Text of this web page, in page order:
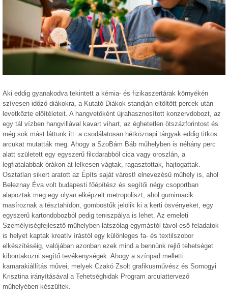
Aki eddig gyanakodva tekintett a kémia- és fizikaszertárak környékén
szívesen időző diákokra, a Kutató Diákok standján eltöltött percek után
levetkőzte előítéleteit. A hangvetőként újrahasznosított konzervdobozt, az
egy tál vízben hangvillával kavart vihart, az éghetetlen ötszázforintost és
még sok mást láttunk itt: a csodálatosan hétköznapi tárgyak eddig titkos
arcukat mutatták meg. Ahogy a SzoBám Báb műhelyben is néhány perc
alatt született egy egyszerű filcdarabból cica vagy oroszlán, a
legfiatalabbak órákon át lelkesen vágtak, ragasztottak, hajtogattak.
Osztatlan sikert aratott az Építs saját várost! elnevezésű műhely is, ahol
Beleznay Éva volt budapesti főépítész és segítői négy csoportban
alapoztak meg egy olyan elképzelt metropoliszt, ahol gumimacik
masíroznak a tésztahídon, gombostűk jelölik ki a kerti ösvényeket, egy
egyszerű kartondobozból pedig teniszpálya is lehet. Az emeleti
Személyiségfejlesztő műhelyben látszólag egymástól távol eső feladatok
is helyet kaptak kreatív írástól egy különleges fa- és textilszobor
elkészítéséig, valójában azonban ezek mind a bennünk rejlő tehetséget
kibontakozni segítő tevékenységek. Ahogy a színpad melletti
kamarakiállítás művei, melyek Czakó Zsolt grafikusművész és Somogyi
Krisztina irányításával a Tehetséghidak Program arculattervező
műhelyében készültek.